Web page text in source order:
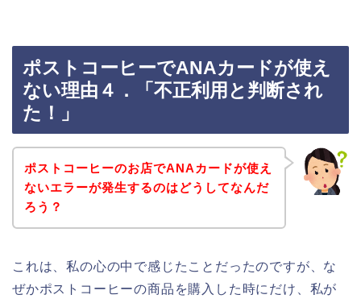
ポストコーヒーでANAカードが使え
ない理由４．「不正利用と判断され
た！」
ポストコーヒーのお店でANAカードが使え
ないエラーが発生するのはどうしてなんだ
ろう？
これは、私の心の中で感じたことだったのですが、な
ぜかポストコーヒーの商品を購入した時にだけ、私が